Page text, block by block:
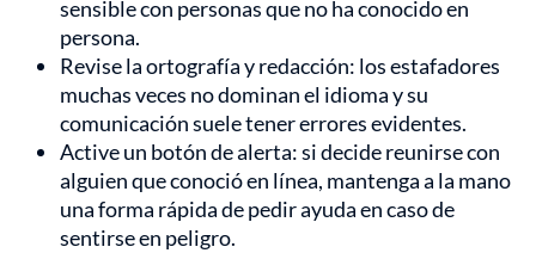
sensible con personas que no ha conocido en
persona.
Revise la ortografía y redacción: los estafadores
muchas veces no dominan el idioma y su
comunicación suele tener errores evidentes.
Active un botón de alerta: si decide reunirse con
alguien que conoció en línea, mantenga a la mano
una forma rápida de pedir ayuda en caso de
sentirse en peligro.